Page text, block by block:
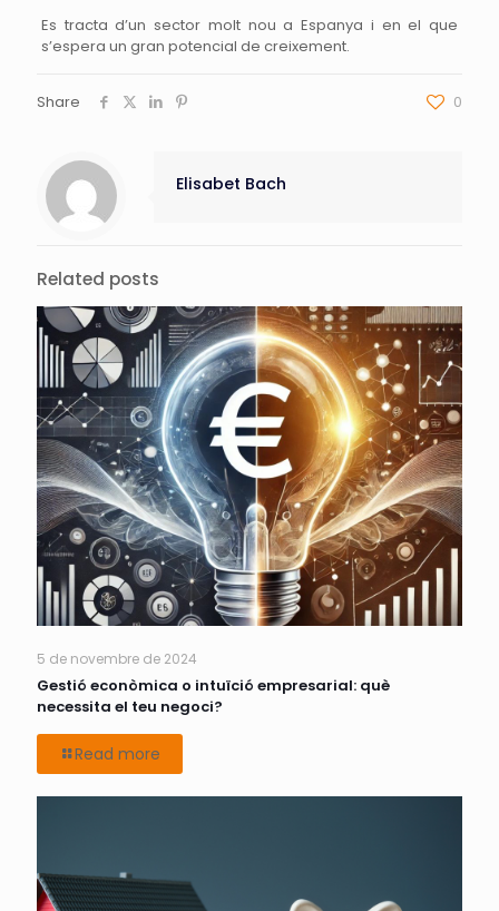
Es tracta d’un sector molt nou a Espanya i en el que
s’espera un gran potencial de creixement.
Share 0
Elisabet Bach
Related posts
5 de novembre de 2024
Gestió econòmica o intuïció empresarial: què
necessita el teu negoci?
Read more